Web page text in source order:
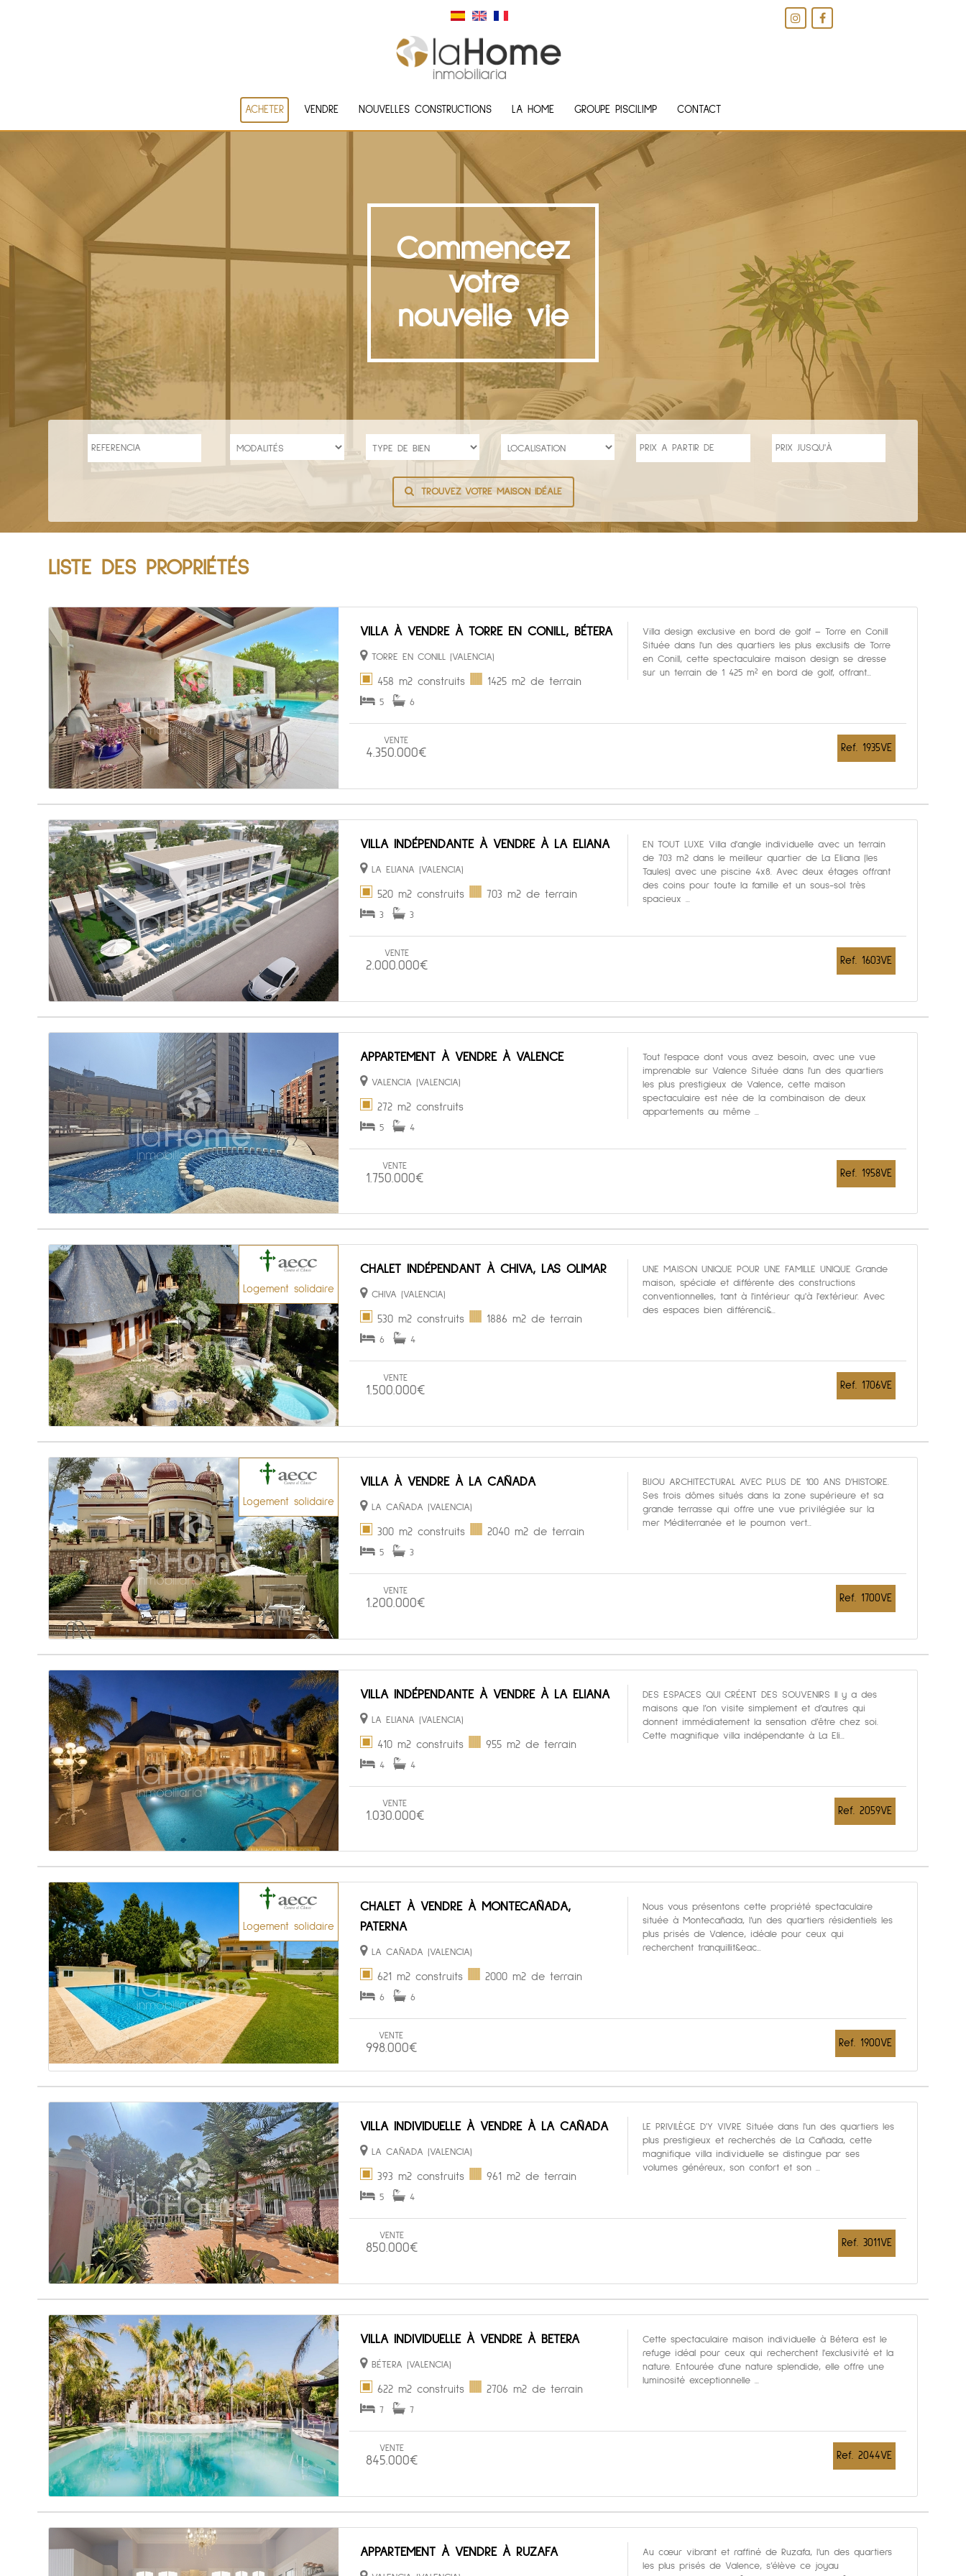
ACHETER VENDRE NOUVELLES CONSTRUCTIONS LA HOME GROUPE PISCILIMP CONTACT
Commencez
votre
nouvelle vie
TROUVEZ VOTRE MAISON IDÉALE
LISTE DES PROPRIÉTÉS
VILLA À VENDRE À TORRE EN CONILL, BÉTERA
TORRE EN CONILL (VALENCIA)
458 m2 construits 1425 m2 de terrain
5 6
Villa design exclusive en bord de golf – Torre en Conill
Située dans l'un des quartiers les plus exclusifs de Torre
en Conill, cette spectaculaire maison design se dresse
sur un terrain de 1 425 m² en bord de golf, offrant...
VENTE
4.350.000€ Ref. 1935VE
VILLA INDÉPENDANTE À VENDRE À LA ELIANA
LA ELIANA (VALENCIA)
520 m2 construits 703 m2 de terrain
3 3
EN TOUT LUXE Villa d'angle individuelle avec un terrain
de 703 m2 dans le meilleur quartier de La Eliana (les
Taules) avec une piscine 4x8. Avec deux étages offrant
des coins pour toute la famille et un sous-sol très
spacieux ...
VENTE
2.000.000€ Ref. 1603VE
APPARTEMENT À VENDRE À VALENCE
VALENCIA (VALENCIA)
272 m2 construits
5 4
Tout l'espace dont vous avez besoin, avec une vue
imprenable sur Valence Située dans l'un des quartiers
les plus prestigieux de Valence, cette maison
spectaculaire est née de la combinaison de deux
appartements au même ...
VENTE
1.750.000€ Ref. 1958VE
Logement solidaire
CHALET INDÉPENDANT À CHIVA, LAS OLIMAR
CHIVA (VALENCIA)
530 m2 construits 1886 m2 de terrain
6 4
UNE MAISON UNIQUE POUR UNE FAMILLE UNIQUE Grande
maison, spéciale et différente des constructions
conventionnelles, tant à l'intérieur qu'à l'extérieur. Avec
des espaces bien différenci&...
VENTE
1.500.000€ Ref. 1706VE
Logement solidaire
VILLA À VENDRE À LA CAÑADA
LA CAÑADA (VALENCIA)
300 m2 construits 2040 m2 de terrain
5 3
BIJOU ARCHITECTURAL AVEC PLUS DE 100 ANS D'HISTOIRE.
Ses trois dômes situés dans la zone supérieure et sa
grande terrasse qui offre une vue privilégiée sur la
mer Méditerranée et le poumon vert...
VENTE
1.200.000€ Ref. 1700VE
VILLA INDÉPENDANTE À VENDRE À LA ELIANA
LA ELIANA (VALENCIA)
410 m2 construits 955 m2 de terrain
4 4
DES ESPACES QUI CRÉENT DES SOUVENIRS Il y a des
maisons que l’on visite simplement et d’autres qui
donnent immédiatement la sensation d’être chez soi.
Cette magnifique villa indépendante à La Eli...
VENTE
1.030.000€ Ref. 2059VE
Logement solidaire
CHALET À VENDRE À MONTECAÑADA,
PATERNA
LA CAÑADA (VALENCIA)
621 m2 construits 2000 m2 de terrain
6 6
Nous vous présentons cette propriété spectaculaire
située à Montecañada, l’un des quartiers résidentiels les
plus prisés de Valence, idéale pour ceux qui
recherchent tranquillit&eac...
VENTE
998.000€ Ref. 1900VE
VILLA INDIVIDUELLE À VENDRE À LA CAÑADA
LA CAÑADA (VALENCIA)
393 m2 construits 961 m2 de terrain
5 4
LE PRIVILÈGE D'Y VIVRE Située dans l'un des quartiers les
plus prestigieux et recherchés de La Cañada, cette
magnifique villa individuelle se distingue par ses
volumes généreux, son confort et son ...
VENTE
850.000€ Ref. 3011VE
VILLA INDIVIDUELLE À VENDRE À BETERA
BÉTERA (VALENCIA)
622 m2 construits 2706 m2 de terrain
7 7
Cette spectaculaire maison individuelle à Bétera est le
refuge idéal pour ceux qui recherchent l'exclusivité et la
nature. Entourée d'une nature splendide, elle offre une
luminosité exceptionnelle ...
VENTE
845.000€ Ref. 2044VE
APPARTEMENT À VENDRE À RUZAFA
Au cœur vibrant et raffiné de Ruzafa, l’un des quartiers
les plus prisés de Valence, s’élève ce joyau